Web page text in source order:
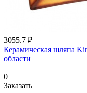
3055.7 ₽
Керамическая шляпа
области
0
Заказать